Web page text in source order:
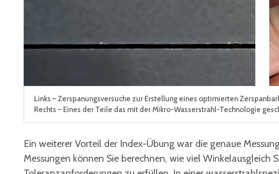
Links – Zerspanungsversuche zur Erstellung eines optimierten
Rechts – Eines der Teile das mit der Mikro-Wasserstrahl-Technologie
Ein weiterer Vorteil der Index-Übung war die genaue
Messungen können Sie berechnen, wie viel Winkelausgleich